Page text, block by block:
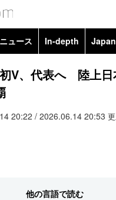
简
ニュース In-depth
V、代表へ 陸上日
20:22 / 2026.06.14 20:53
他の言語で読む